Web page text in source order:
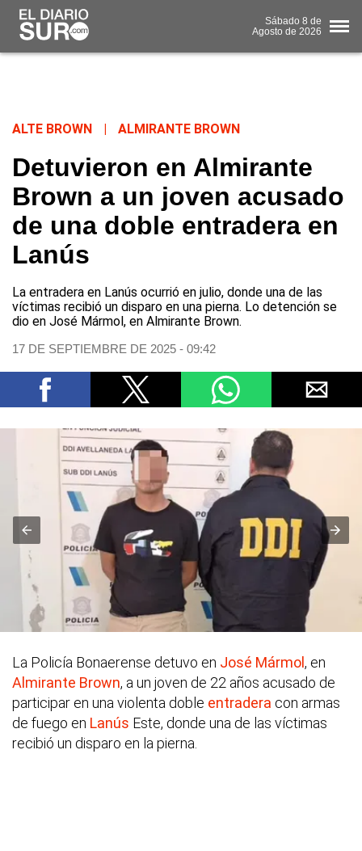
Sábado 8 de
Agosto de 2026
ALTE BROWN ALMIRANTE BROWN
Detuvieron en Almirante
Brown a un joven acusado
de una doble entradera en
Lanús
La entradera en Lanús ocurrió en julio, donde una de las
víctimas recibió un disparo en una pierna. Lo detención se
dio en José Mármol, en Almirante Brown.
17 DE SEPTIEMBRE DE 2025 - 09:42
La Policía Bonaerense detuvo en José Mármol, en
Almirante Brown, a un joven de 22 años acusado de
participar en una violenta doble entradera con armas
de fuego en Lanús Este, donde una de las víctimas
recibió un disparo en la pierna.